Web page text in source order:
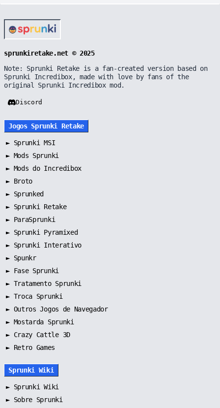
sprunkiretake.net © 2025
Note: Sprunki Retake is a fan-created version based on
Sprunki Incredibox, made with love by fans of the
original Sprunki Incredibox mod.
Discord
Jogos Sprunki Retake
► Sprunki MSI
► Mods Sprunki
► Mods do Incredibox
► Broto
► Sprunked
► Sprunki Retake
► ParaSprunki
► Sprunki Pyramixed
► Sprunki Interativo
► Spunkr
► Fase Sprunki
► Tratamento Sprunki
► Troca Sprunki
► Outros Jogos de Navegador
► Mostarda Sprunki
► Crazy Cattle 3D
► Retro Games
Sprunki Wiki
► Sprunki Wiki
► Sobre Sprunki